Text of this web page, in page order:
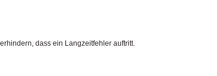
dass ein Langzeitfehler auftritt.